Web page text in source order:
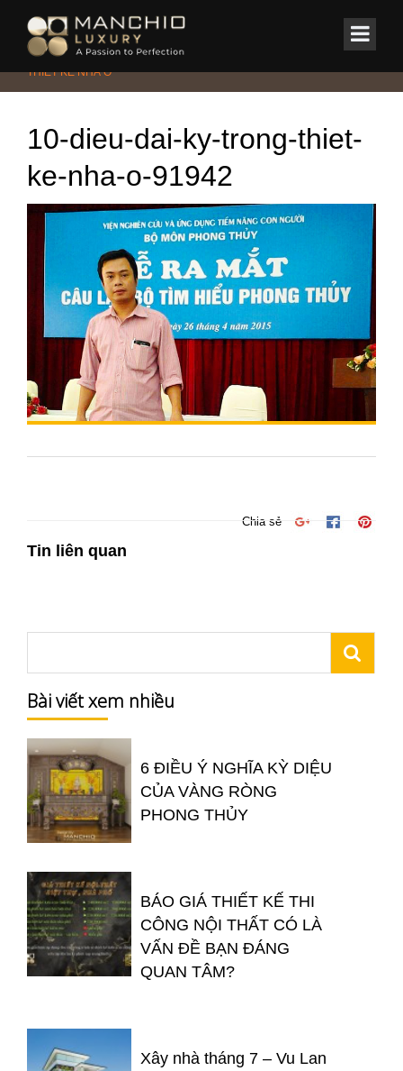
Home/Tin Tức & Sự Kiện/Phong thủy
10 ĐIỀU ĐẠI KỴ TRONG
THIẾT KẾ NHÀ Ở
10-dieu-dai-ky-trong-thiet-
ke-nha-o-91942
Chia sẻ
Tin liên quan
Bài viết xem nhiều
6 ĐIỀU Ý NGHĨA KỲ DIỆU
CỦA VÀNG RÒNG
PHONG THỦY
BÁO GIÁ THIẾT KẾ THI
CÔNG NỘI THẤT CÓ LÀ
VẤN ĐỀ BẠN ĐÁNG
QUAN TÂM?
Xây nhà tháng 7 – Vu Lan